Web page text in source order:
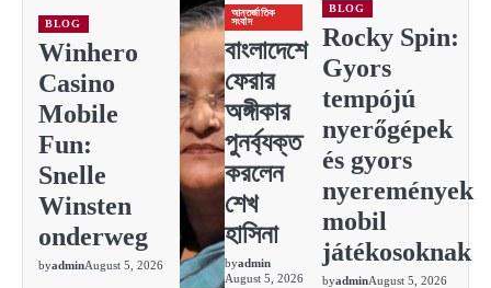
BLOG
Winhero
Casino
Mobile
Fun:
Snelle
Winsten
onderweg
byadminAugust 5, 2026
আন্তর্জাতিক
সংবাদ
বাংলাদেশে
ফেরার
অঙ্গীকার
পুনর্ব্যক্ত
করলেন
শেখ
হাসিনা
byadmin
August 5, 2026
BLOG
Rocky Spin:
Gyors
tempójú
nyerőgépek
és gyors
nyeremények
mobil
játékosoknak
byadminAugust 5, 2026